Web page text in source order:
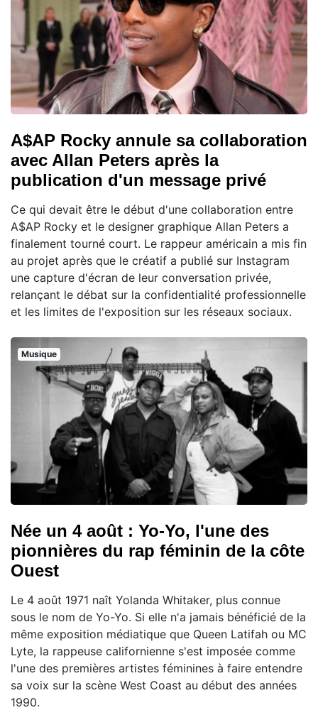
A$AP Rocky annule sa collaboration
avec Allan Peters après la
publication d'un message privé
Ce qui devait être le début d'une collaboration entre
A$AP Rocky et le designer graphique Allan Peters a
finalement tourné court. Le rappeur américain a mis fin
au projet après que le créatif a publié sur Instagram
une capture d'écran de leur conversation privée,
relançant le débat sur la confidentialité professionnelle
et les limites de l'exposition sur les réseaux sociaux.
Musique
Née un 4 août : Yo-Yo, l'une des
pionnières du rap féminin de la côte
Ouest
Le 4 août 1971 naît Yolanda Whitaker, plus connue
sous le nom de Yo-Yo. Si elle n'a jamais bénéficié de la
même exposition médiatique que Queen Latifah ou MC
Lyte, la rappeuse californienne s'est imposée comme
l'une des premières artistes féminines à faire entendre
sa voix sur la scène West Coast au début des années
1990.